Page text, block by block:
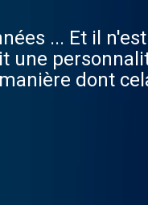
... Et il
une
dont